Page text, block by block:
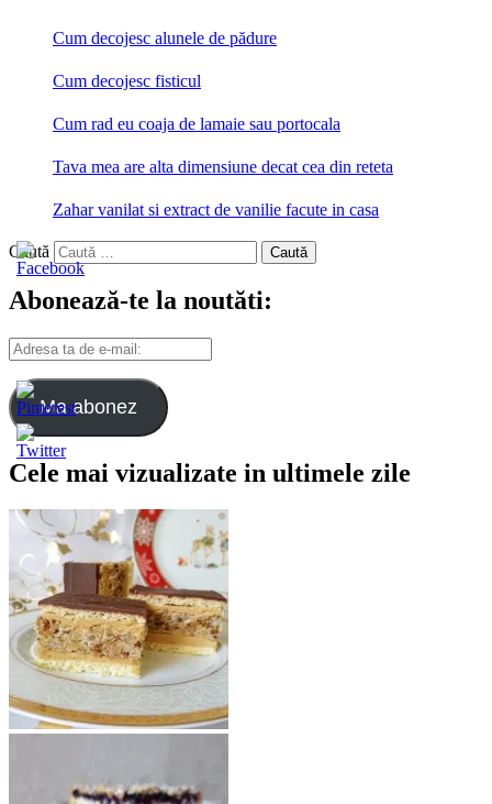
Cum decojesc alunele de pădure
Cum decojesc fisticul
Cum rad eu coaja de lamaie sau portocala
Tava mea are alta dimensiune decat cea din reteta
Zahar vanilat si extract de vanilie facute in casa
Caută
Abonează-te la noutăti:
Adresa
ta
de
e-
mail:
Ma abonez
Cele mai vizualizate in ultimele zile